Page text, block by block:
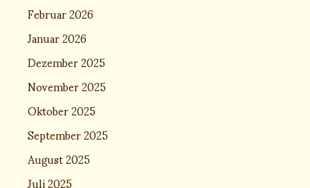
Februar 2026
Januar 2026
Dezember 2025
November 2025
Oktober 2025
September 2025
August 2025